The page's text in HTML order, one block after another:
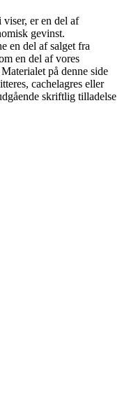
er en del af
gevinst.
en del af salget fra
en del af vores
på denne side
cachelagres eller
skriftlig tilladelse